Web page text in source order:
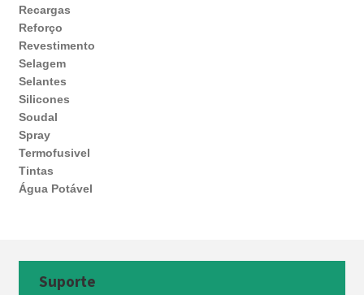
Recargas
Reforço
Revestimento
Selagem
Selantes
Silicones
Soudal
Spray
Termofusivel
Tintas
Água Potável
Suporte